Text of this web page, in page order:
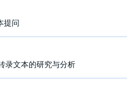
提问
录文本的研究与分析